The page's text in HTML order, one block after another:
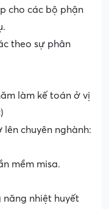
cho các bộ phận
theo sự phân
làm kế toán ở vị
chuyên nghành:
mềm misa.
năng nhiệt huyết